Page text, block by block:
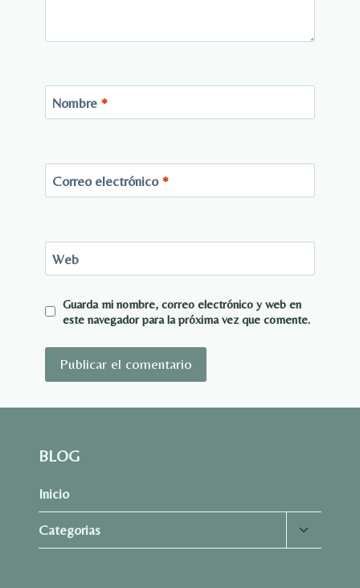
Nombre *
Correo electrónico *
Web
Guarda mi nombre, correo electrónico y web en
este navegador para la próxima vez que comente.
BLOG
Inicio
Categorias
Alternar
menú